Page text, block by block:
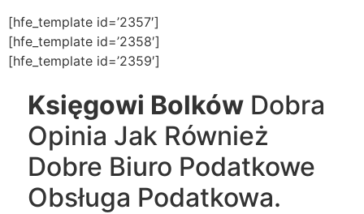
[hfe_template id=’2357′]
[hfe_template id=’2358′]
[hfe_template id=’2359′]
Księgowi Bolków Dobra
Opinia Jak Również
Dobre Biuro Podatkowe
Obsługa Podatkowa.